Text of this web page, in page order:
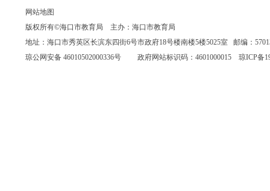
网站地图
版权所有©海口市教育局 主办：海口市教育局
地址：海口市秀英区长滨东四街6号市政府18号楼南楼5楼5025室 邮编：
琼公网安备 46010502000336号 政府网站标识码：4601000015 琼ICP备